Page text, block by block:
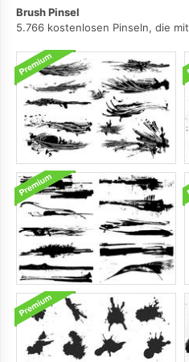
Brush Pinsel
5.766 kostenlosen Pinseln, die mit